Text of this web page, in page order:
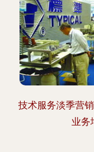
技术服务淡季营
业务